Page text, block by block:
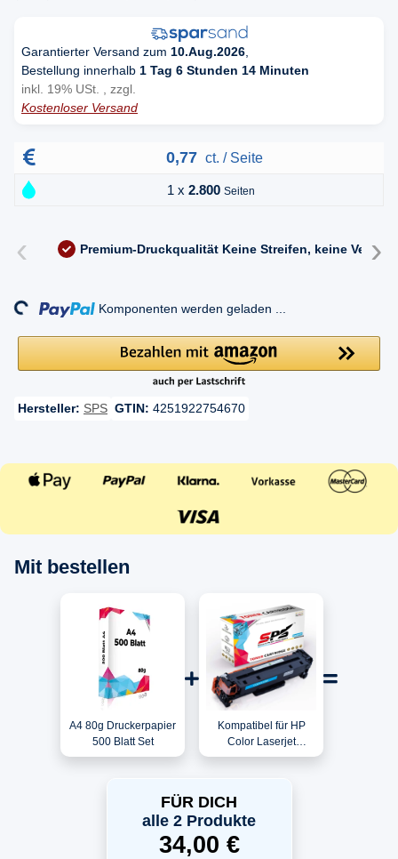
Garantierter Versand zum 10.Aug.2026
Bestellung innerhalb 1 Tag 6 Stunden 14 Minuten
inkl. 19% USt. , zzgl.
Kostenloser Versand
0,77 ct. / Seite
1 x 2.800 Seiten
‹ Premium-Druckqualität Keine Streifen, keine ›
Loading... Komponenten werden geladen ...
Hersteller: SPS GTIN: 4251922754670
Mit bestellen
A4 80g Druckerpapier
500 Blatt Set
Kompatibel für HP
Color Laserjet
CP2020NF / CC531A /
FÜR DICH
alle 2 Produkte
34,00 €